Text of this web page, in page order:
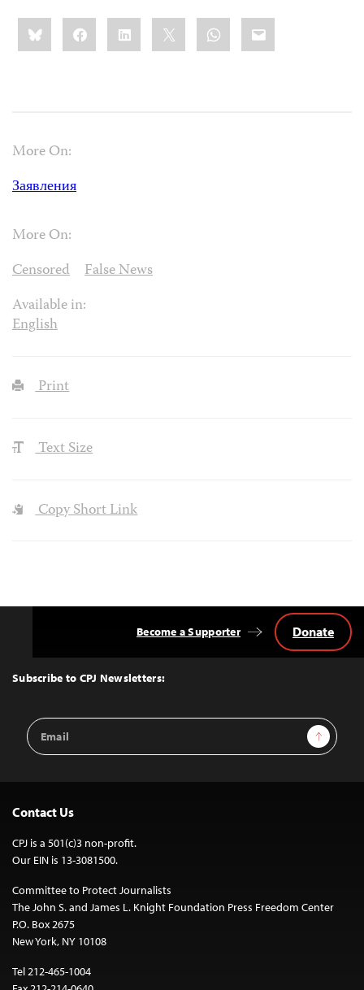
Share
this:BlueskyFacebookLinkedIn WhatsApp
Email
More On:
Заявления
More On:
Censored
False News
Available in:
English
Print
Text Size
Copy Short Link
Top
Subscribe to CPJ Newsletters:
Email
Address
Sign Up
Become a Supporter Donate
Contact Us
CPJ is a 501(c)3 non-profit.
Our EIN is 13-3081500.
Committee to Protect Journalists
The John S. and James L. Knight Foundation Press Freedom Center
P.O. Box 2675
New York, NY 10108
Tel 212-465-1004